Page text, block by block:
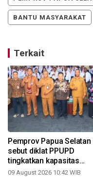
BANTU MASYARAKAT
Terkait
Pemprov Papua Selatan
sebut diklat PPUPD
tingkatkan kapasitas
aparatur
09 August 2026 10:42 WIB